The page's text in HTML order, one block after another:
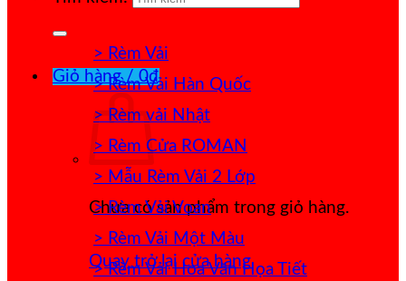
Giỏ hàng /0₫
Chưa có sản phẩm trong giỏ hàng.
Quay trở lại cửa hàng
> Rèm Vải
> Rèm Vải Hàn Quốc
> Rèm vải Nhật
> Rèm Cửa ROMAN
> Mẫu Rèm Vải 2 Lớp
> Rèm Vải Voan
> Rèm Vải Một Màu
> Rèm Vải Hoa Văn Họa Tiết